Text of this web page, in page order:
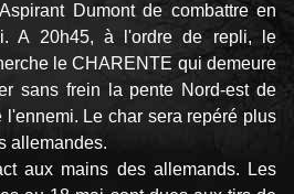
Dumont de combattre en
A 20h45, à l'ordre de repli, le
le CHARENTE qui demeure
sans frein la pente Nord-est de
l'ennemi. Le char sera repéré plus
allemandes.
aux mains des allemands. Les